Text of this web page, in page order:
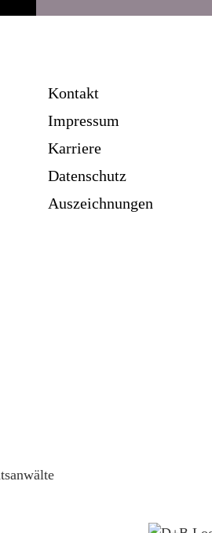
Kontakt
Impressum
Karriere
Datenschutz
Auszeichnungen